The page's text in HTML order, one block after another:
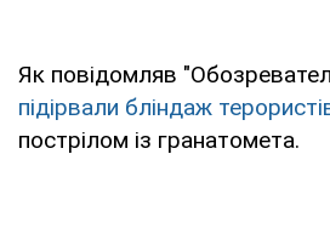
Як повідомляв
підірвали бліндаж
пострілом із гранатомета.